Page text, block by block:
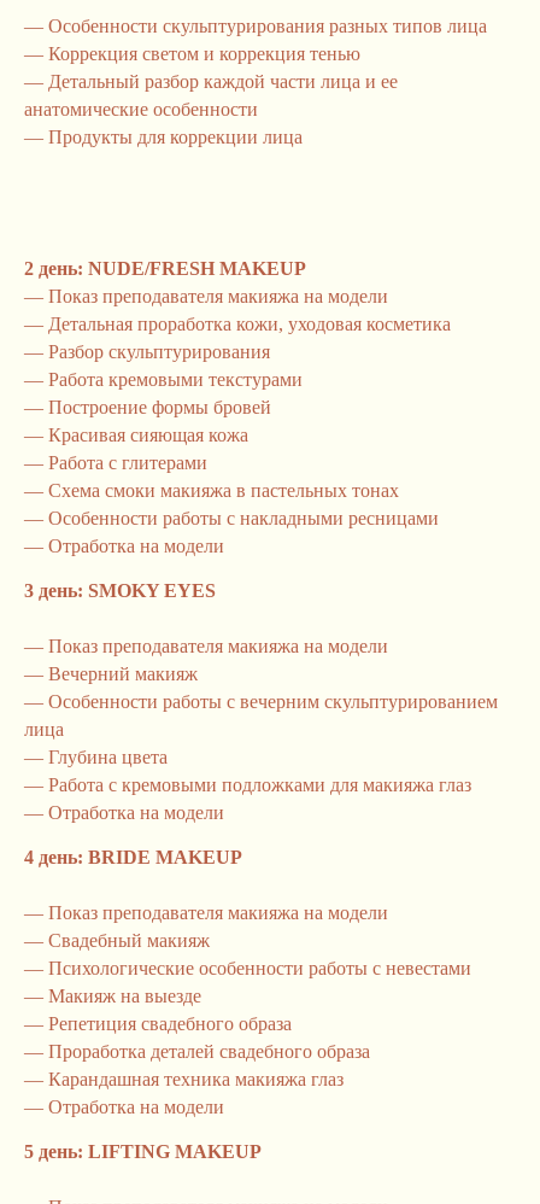
— Особенности скульптурирования разных типов лица
— Коррекция светом и коррекция тенью
— Детальный разбор каждой части лица и ее
анатомические особенности
— Продукты для коррекции лица
2 день: NUDE/FRESH MAKEUP
— Показ преподавателя макияжа на модели
— Детальная проработка кожи, уходовая косметика
— Разбор скульптурирования
— Работа кремовыми текстурами
— Построение формы бровей
— Красивая сияющая кожа
— Работа с глитерами
— Схема смоки макияжа в пастельных тонах
— Особенности работы с накладными ресницами
— Отработка на модели
3 день: SMOKY EYES
— Показ преподавателя макияжа на модели
— Вечерний макияж
— Особенности работы с вечерним скульптурированием
лица
— Глубина цвета
— Работа с кремовыми подложками для макияжа глаз
— Отработка на модели
4 день: BRIDE MAKEUP
— Показ преподавателя макияжа на модели
— Свадебный макияж
— Психологические особенности работы с невестами
— Макияж на выезде
— Репетиция свадебного образа
— Проработка деталей свадебного образа
— Карандашная техника макияжа глаз
— Отработка на модели
5 день: LIFTING MAKEUP